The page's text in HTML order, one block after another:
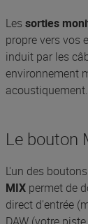
Les sorties
propre vers vos
induit par les
environnement
acoustiquement.
Le bouton
L'un des
MIX permet de
direct d'entrée